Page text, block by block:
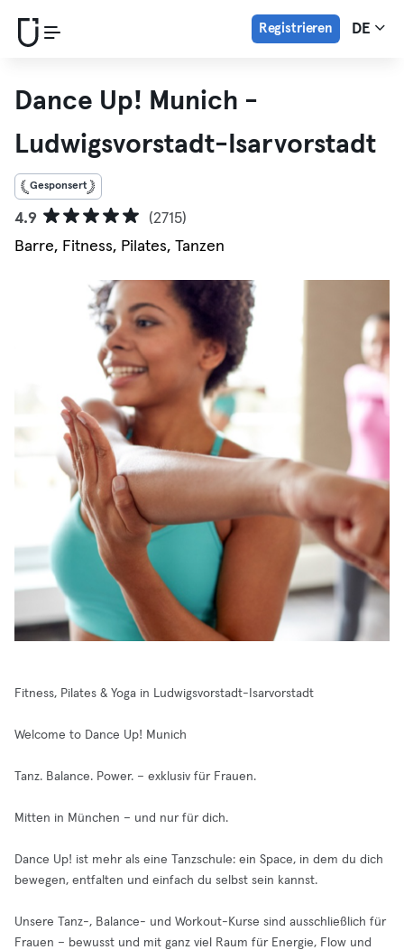
Registrieren DE
Dance Up! Munich -
Ludwigsvorstadt-Isarvorstadt
Gesponsert
4.9
(2715)
Barre, Fitness, Pilates, Tanzen
Fitness, Pilates & Yoga in Ludwigsvorstadt-Isarvorstadt
Welcome to Dance Up! Munich
Tanz. Balance. Power. – exklusiv für Frauen.
Mitten in München – und nur für dich.
Dance Up! ist mehr als eine Tanzschule: ein Space, in dem du dich
bewegen, entfalten und einfach du selbst sein kannst.
Unsere Tanz-, Balance- und Workout-Kurse sind ausschließlich für
Frauen – bewusst und mit ganz viel Raum für Energie, Flow und